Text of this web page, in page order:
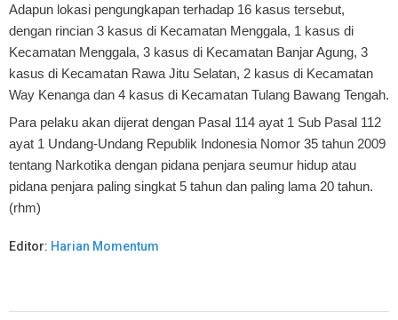
Adapun lokasi pengungkapan terhadap 16 kasus tersebut,
dengan rincian 3 kasus di Kecamatan Menggala, 1 kasus di
Kecamatan Menggala, 3 kasus di Kecamatan Banjar Agung, 3
kasus di Kecamatan Rawa Jitu Selatan, 2 kasus di Kecamatan
Way Kenanga dan 4 kasus di Kecamatan Tulang Bawang Tengah.
Para pelaku akan dijerat dengan Pasal 114 ayat 1 Sub Pasal 112
ayat 1 Undang-Undang Republik Indonesia Nomor 35 tahun 2009
tentang Narkotika dengan pidana penjara seumur hidup atau
pidana penjara paling singkat 5 tahun dan paling lama 20 tahun.
(rhm)
Editor: Harian Momentum